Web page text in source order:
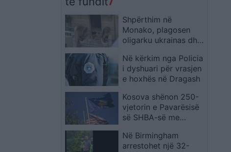
Shpërthim në
Monako, plagosen
oligarku ukrainas dhe
autoritetet hetojnë
pistën terroriste
Në kërkim nga Policia
i dyshuari për vrasjen
e hoxhës në Dragash
Kosova shënon 250-
vjetorin e Pavarësisë
së SHBA-së me
Në Birmingham
arrestohet një 32-